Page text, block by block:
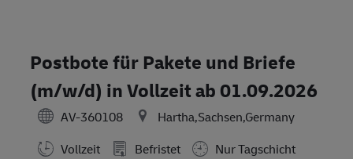
Postbote für Pakete und Briefe
(m/w/d) in Vollzeit ab 01.09.2026
AV-360108
Hartha,Sachsen,Germany
Vollzeit
Befristet
Nur Tagschicht